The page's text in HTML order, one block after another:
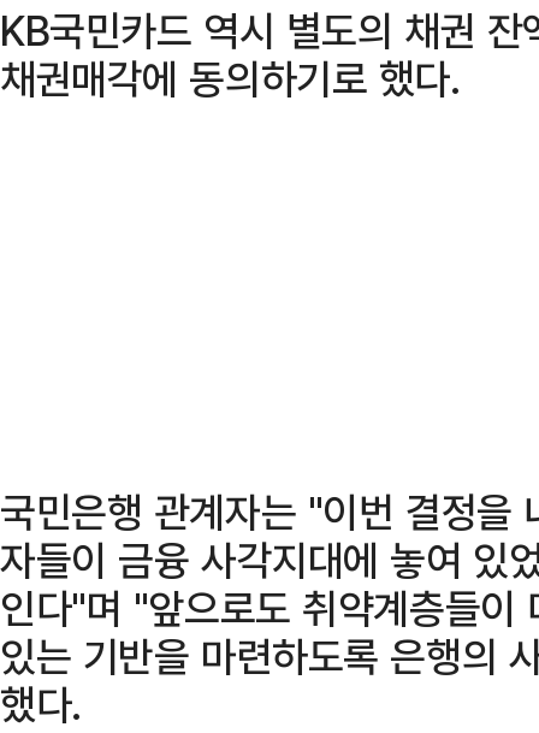
KB국민카드 역시 별도의 채권
채권매각에 동의하기로 했다.
국민은행 관계자는 "이번 결정을
자들이 금융 사각지대에 놓여 있
인다"며 "앞으로도 취약계층들이
있는 기반을 마련하도록 은행의
했다.